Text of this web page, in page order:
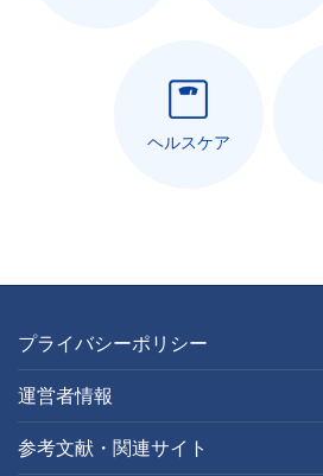
ヘルスケア
プライバシーポリシー
運営者情報
参考文献・関連サイト